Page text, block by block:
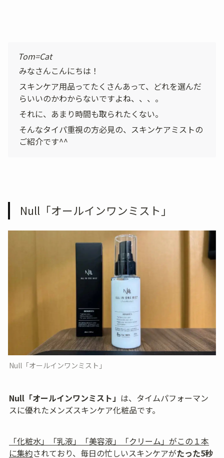
Tom=Cat
みなさんこんにちは！
スキンケア用品ってたくさんあって、どれを選んだ
らいいのかわからないですよね、、、。
それに、あまり時間も取られたくない。
そんなタイパ重視の方必見の、スキンケアミストの
ご紹介です^^
Null「オールインワンミスト」
Null「オールインワンミスト」
Null「オールインワンミスト」 は、タイムパフォーマン
スに優れたメンズスキンケア化粧品です。
「化粧水」「乳液」「美容液」「クリーム」がこの１本
に集約されており、毎日の忙しいスキンケアがたった5秒